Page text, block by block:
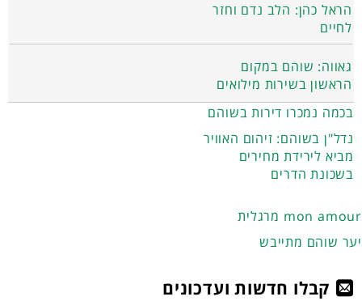
הראל כהן: הלב נדם וחזר
לחיים
גאווה: שוהם במקום
הראשון בשירות מילואים
בכמה נמכרו דירות בשוהם
נדל"ן בשוהם: זיהום האוויר
מביא לירידת מחירים
בשכונת הדרים
מרגלית mon amour
יער שוהם מתייבש
קבלו חדשות ועדכונים